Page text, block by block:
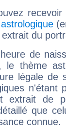
du
de
le thème
légale de
n'étant
extrait de
que
connue.